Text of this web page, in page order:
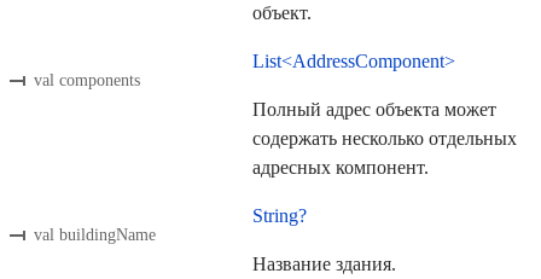
объект.
val components
List<AddressComponent>
Полный адрес объекта может
содержать несколько отдельных
адресных компонент.
val buildingName
String?
Название здания.